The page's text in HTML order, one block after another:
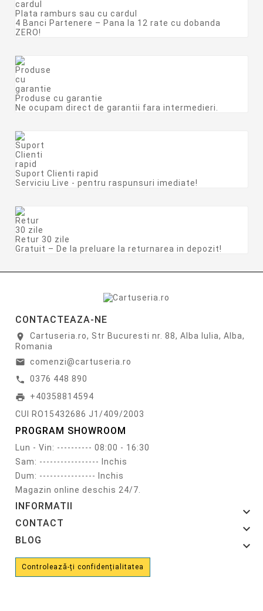
Plata ramburs sau cu cardul
4 Banci Partenere – Pana la 12 rate cu dobanda
ZERO!
Produse cu garantie
Ne ocupam direct de garantii fara intermedieri.
Suport Clienti rapid
Serviciu Live - pentru raspunsuri imediate!
Retur 30 zile
Gratuit – De la preluare la returnarea in depozit!
CONTACTEAZA-NE
location_on
Cartuseria.ro, Str Bucuresti nr. 88, Alba Iulia, Alba,
Romania
email comenzi@cartuseria.ro
call 0376 448 890
print
+40358814594
CUI RO15432686 J1/409/2003
PROGRAM SHOWROOM
Lun - Vin: ---------- 08:00 - 16:30
Sam: ----------------- Inchis
Dum: ---------------- Inchis
Magazin online deschis 24/7.
INFORMATII 
CONTACT 
BLOG 
Controlează-ți confidențialitatea